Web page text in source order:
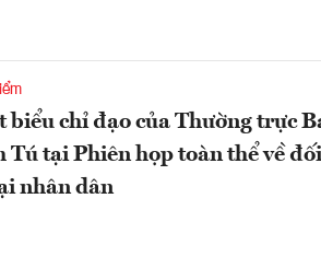
biểu chỉ đạo của Thường trực
Tú tại Phiên họp toàn thể về
nhân dân